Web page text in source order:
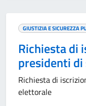
GIUSTIZIA E SICUREZZA
Richiesta di
presidenti
Richiesta di
elettorale